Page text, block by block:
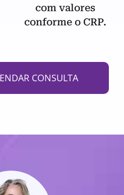
com valores
conforme o CRP.
CONSULTA